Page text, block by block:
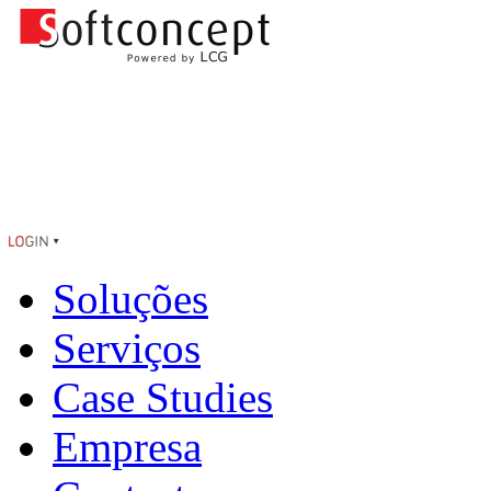
Soluções
Serviços
Case Studies
Empresa